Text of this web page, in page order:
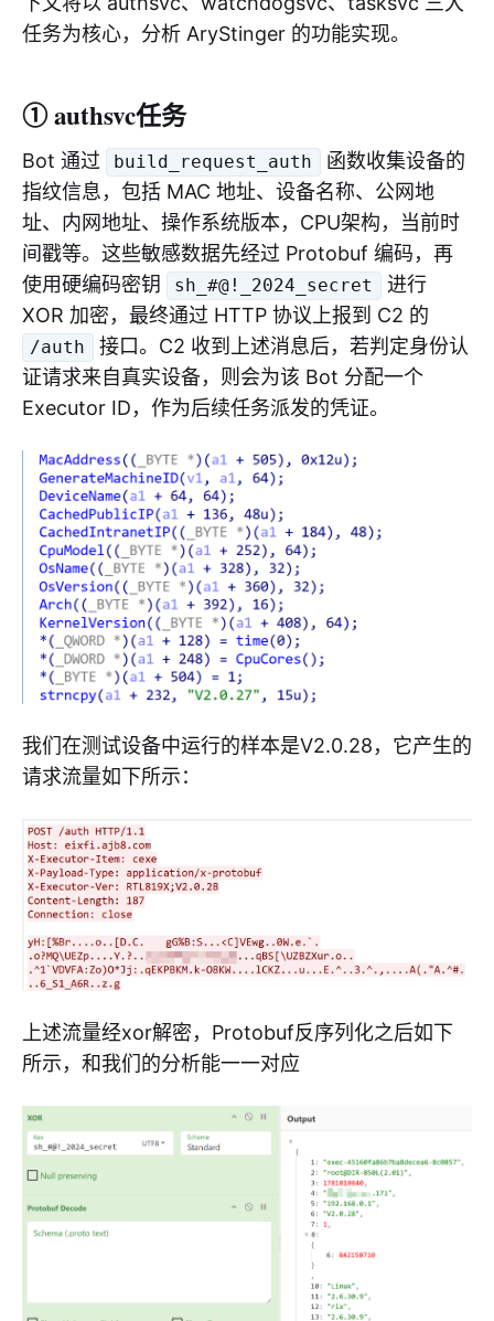
任务为核心，分析 AryStinger 的功能实现。
① authsvc任务
Bot 通过 build_request_auth
函数收集设备的
指纹信息，包括 MAC 地址、设备名称、公网地
址、内网地址、操作系统版本，CPU架构，当前时
间戳等。这些敏感数据先经过 Protobuf 编码，再
使用硬编码密钥
sh_#@!_2024_secret
进行
XOR 加密，最终通过 HTTP 协议上报到 C2 的
/auth
接口。C2 收到上述消息后，若判定身份认
证请求来自真实设备，则会为该 Bot 分配一个
Executor ID，作为后续任务派发的凭证。
我们在测试设备中运行的样本是V2.0.28，它产生的
请求流量如下所示：
上述流量经xor解密，Protobuf反序列化之后如下
所示，和我们的分析能一一对应